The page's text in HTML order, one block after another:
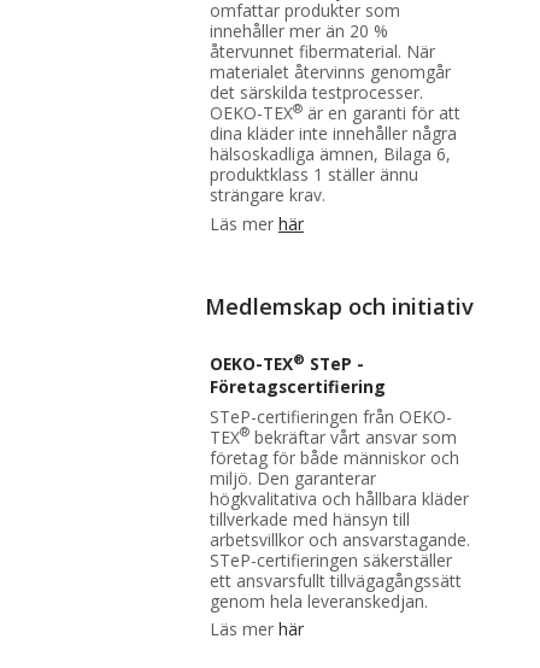
omfattar produkter som
innehåller mer än 20 %
återvunnet fibermaterial. När
materialet återvinns genomgår
det särskilda testprocesser.
OEKO-TEX®är en garanti för att
dina kläder inte innehåller några
hälsoskadliga ämnen, Bilaga 6,
produktklass 1 ställer ännu
strängare krav.
Läs mer här
Medlemskap och initiativ
OEKO-TEX® STeP -
Företagscertifiering
STeP-certifieringen från OEKO-
TEX®bekräftar vårt ansvar som
företag för både människor och
miljö. Den garanterar
högkvalitativa och hållbara kläder
tillverkade med hänsyn till
arbetsvillkor och ansvarstagande.
STeP-certifieringen säkerställer
ett ansvarsfullt tillvägagångssätt
genom hela leveranskedjan.
Läs mer här